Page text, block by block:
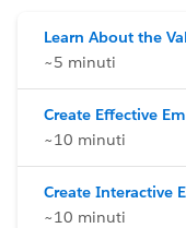
Learn About the
~5 minuti
Create Effective
~10 minuti
Create Interactive
~10 minuti